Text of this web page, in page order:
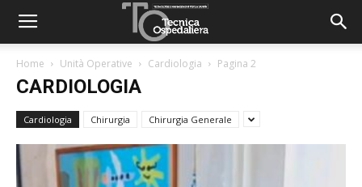
Home Unità Operative Cardiologia Pagina 2
CARDIOLOGIA
Cardiologia Chirurgia Chirurgia Generale